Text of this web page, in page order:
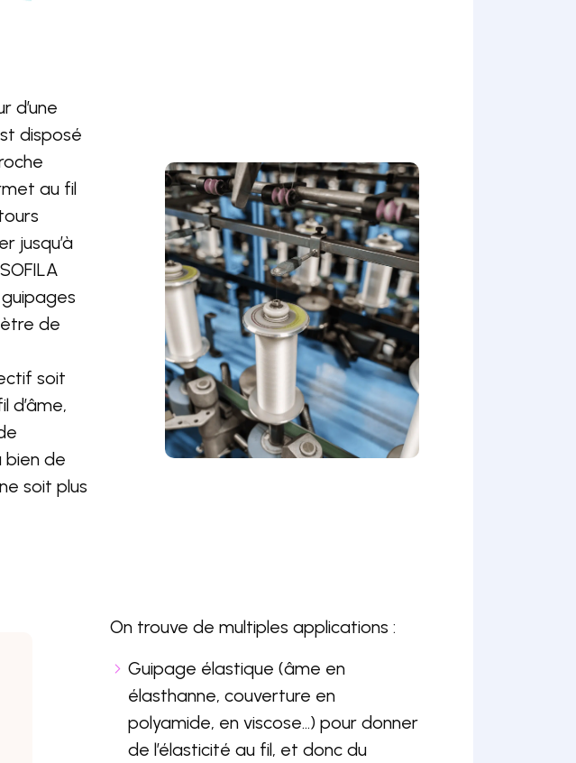
d’une
disposé
au fil
jusqu’à
de
soit
bien de
soit plus
On trouve de multiples applications :
Guipage élastique (âme en
élasthanne, couverture en
polyamide, en viscose…) pour donner
de l’élasticité au fil, et donc du